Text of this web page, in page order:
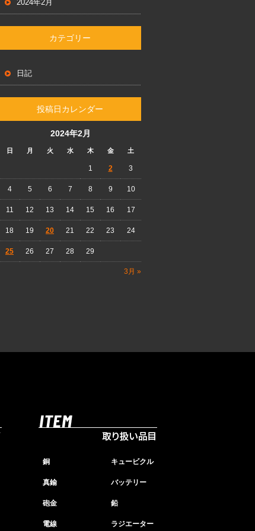
2024年2月
カテゴリー
日記
投稿日カレンダー
2024年2月
日 月 火 水 木 金 土
3月 »
1 2 3
4 5 6 7 8 9 10
11 12 13 14 15 16 17
18 19 20 21 22 23 24
25 26 27 28 29
銅 キュービクル
真鍮 バッテリー
砲金 鉛
電線 ラジエーター